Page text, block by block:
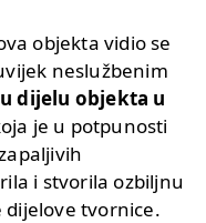
objekta vidio se
neslužbenim
dijelu objekta u
je u potpunosti
i stvorila ozbiljnu
dijelove tvornice.